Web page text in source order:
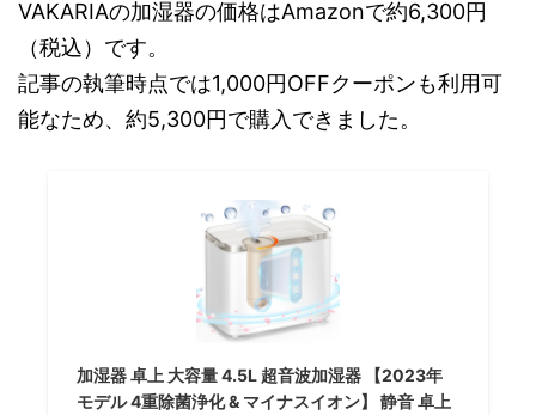
VAKARIAの加湿器の価格はAmazonで約6,300円
（税込）です。
記事の執筆時点では1,000円OFFクーポンも利用可
能なため、約5,300円で購入できました。
加湿器 卓上 大容量 4.5L 超音波加湿器 【2023年
モデル 4重除菌浄化 & マイナスイオン】 静音 卓上